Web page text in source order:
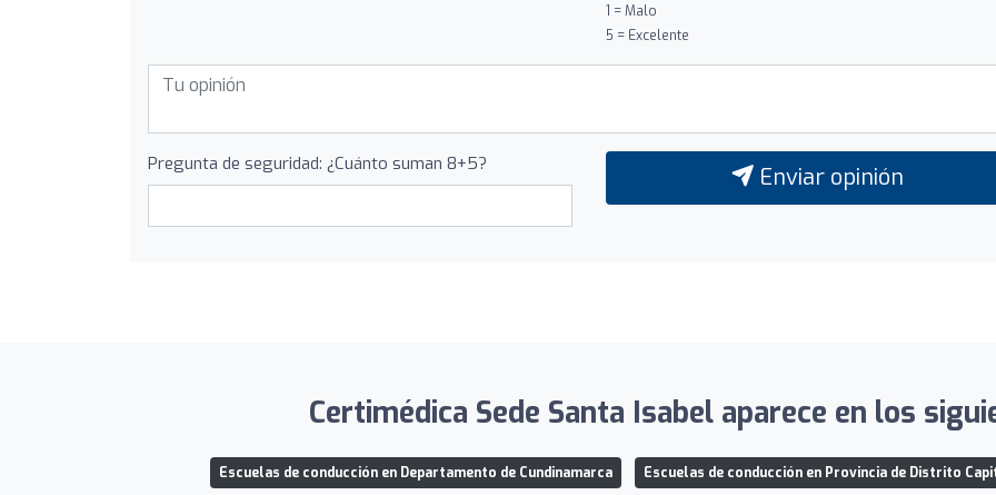
1 = Malo
5 = Excelente
Pregunta de seguridad: ¿Cuánto suman 8+5? Enviar opinión
Certimédica Sede Santa Isabel aparece en los
Escuelas de conducción en Departamento de Cundinamarca Escuelas de conducción en Provincia de Distrito